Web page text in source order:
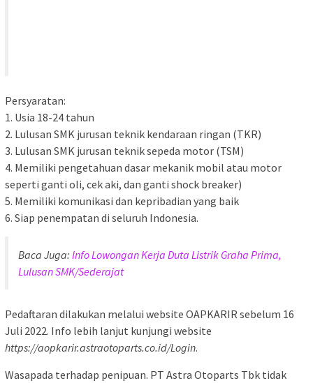
Persyaratan:
1. Usia 18-24 tahun
2. Lulusan SMK jurusan teknik kendaraan ringan (TKR)
3. Lulusan SMK jurusan teknik sepeda motor (TSM)
4. Memiliki pengetahuan dasar mekanik mobil atau motor
seperti ganti oli, cek aki, dan ganti shock breaker)
5. Memiliki komunikasi dan kepribadian yang baik
6. Siap penempatan di seluruh Indonesia.
Baca Juga: Info Lowongan Kerja Duta Listrik Graha Prima,
Lulusan SMK/Sederajat
Pedaftaran dilakukan melalui website OAPKARIR sebelum 16
Juli 2022. Info lebih lanjut kunjungi website
https://aopkarir.astraotoparts.co.id/Login.
Wasapada terhadap penipuan. PT Astra Otoparts Tbk tidak